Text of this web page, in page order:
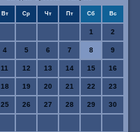
Вт Ср Чт Пт Сб Вс
1 2
4 5 6 7 8 9
11 12 13 14 15 16
18 19 20 21 22 23
25 26 27 28 29 30